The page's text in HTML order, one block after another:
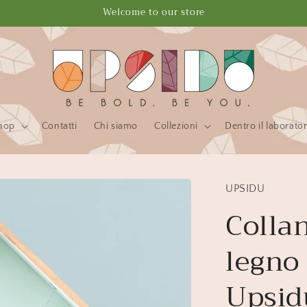
Welcome to our store
Contatti Chi siamo Collezioni Dentro il
UPSIDU